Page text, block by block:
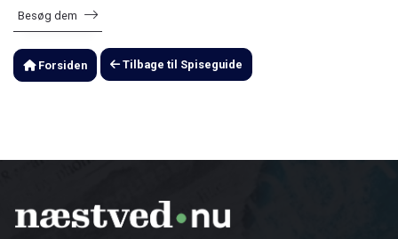
Besøg dem
Forsiden Tilbage til Spiseguide